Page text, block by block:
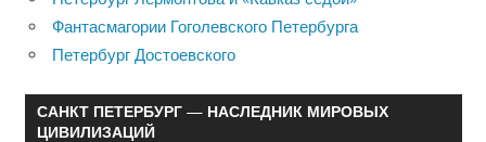
Фантасмагории Гоголевского Петербурга
Петербург Достоевского
САНКТ ПЕТЕРБУРГ — НАСЛЕДНИК МИРОВЫХ
ЦИВИЛИЗАЦИЙ